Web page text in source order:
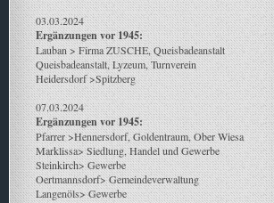
03.03.2024
Ergänzungen vor 1945:
Lauban > Firma ZUSCHE, Queisbadeanstalt
Queisbadeanstalt, Lyzeum, Turnverein
Heidersdorf >Spitzberg
07.03.2024
Ergänzungen vor 1945:
Pfarrer >Hennersdorf, Goldentraum, Ober Wiesa
Marklissa> Siedlung, Handel und Gewerbe
Steinkirch> Gewerbe
Oertmannsdorf> Gemeindeverwaltung
Langenöls> Gewerbe